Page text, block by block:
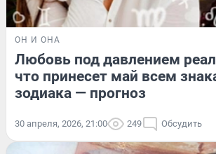
ОН И ОНА
Любовь под давлением
что принесет май всем
зодиака — прогноз
30 апреля, 2026, 21:00 249 Обсудить